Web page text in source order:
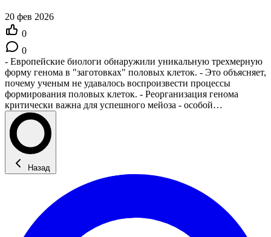
20 фев 2026
0
0
- Европейские биологи обнаружили уникальную трехмерную
форму генома в "заготовках" половых клеток. - Это объясняет,
почему ученым не удавалось воспроизвести процессы
формирования половых клеток. - Реорганизация генома
критически важна для успешного мейоза - особой…
Назад